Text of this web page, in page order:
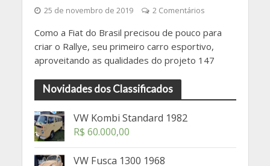
25 de novembro de 2019 2 Comentários
Como a Fiat do Brasil precisou de pouco para
criar o Rallye, seu primeiro carro esportivo,
aproveitando as qualidades do projeto 147
Novidades dos Classificados
VW Kombi Standard 1982
R$ 60.000,00
VW Fusca 1300 1968